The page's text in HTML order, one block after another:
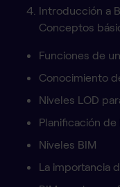
Introducción a
Conceptos
Funciones de
Conocimiento
Niveles LOD
Planificación
Niveles BIM
La importancia